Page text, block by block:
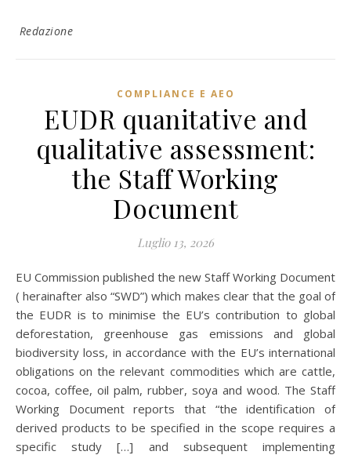
Redazione
COMPLIANCE E AEO
EUDR quanitative and
qualitative assessment:
the Staff Working
Document
Luglio 13, 2026
EU Commission published the new Staff Working Document
( herainafter also “SWD”) which makes clear that the goal of
the EUDR is to minimise the EU’s contribution to global
deforestation, greenhouse gas emissions and global
biodiversity loss, in accordance with the EU’s international
obligations on the relevant commodities which are cattle,
cocoa, coffee, oil palm, rubber, soya and wood. The Staff
Working Document reports that “the identification of
derived products to be specified in the scope requires a
specific study […] and subsequent implementing